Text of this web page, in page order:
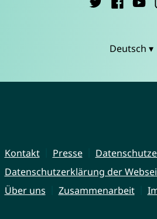
Deutsch ▾
Kontakt Presse
Datenschutzerklärung der
Über uns
Zusammenarbeit